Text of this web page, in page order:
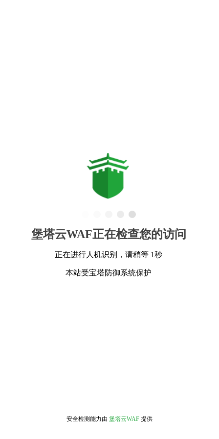
堡塔云WAF正在检查您的访问
正在进行人机识别，请稍等 1秒
本站受宝塔防御系统保护
安全检测能力由 堡塔云WAF 提供